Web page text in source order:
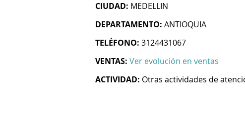
CIUDAD: MEDELLIN
DEPARTAMENTO: ANTIOQUIA
TELÉFONO: 3124431067
VENTAS: Ver evolución en ventas
ACTIVIDAD: Otras actividades de